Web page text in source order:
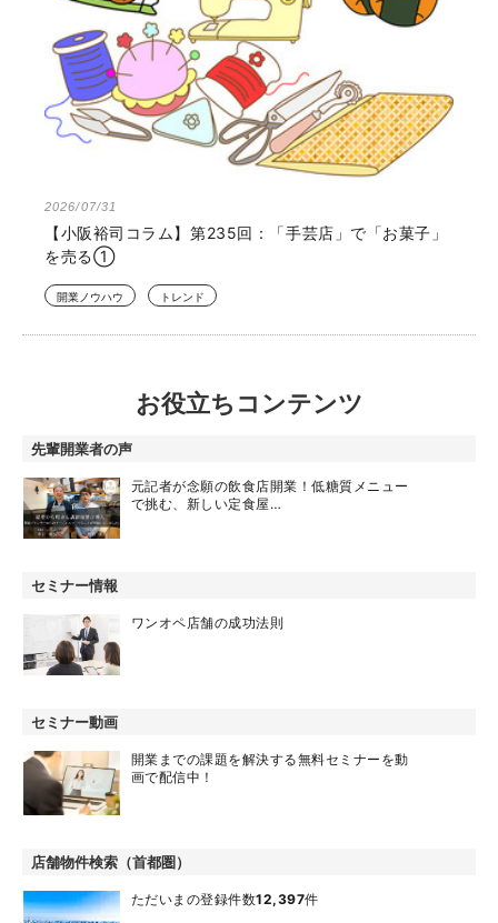
2026/07/31
【小阪裕司コラム】第235回：「手芸店」で「お菓子」
を売る①
開業ノウハウ トレンド
お役立ちコンテンツ
先輩開業者の声
元記者が念願の飲食店開業！低糖質メニュー
で挑む、新しい定食屋…
セミナー情報
ワンオペ店舗の成功法則
セミナー動画
開業までの課題を解決する無料セミナーを動
画で配信中！
店舗物件検索（首都圏）
ただいまの登録件数12,397件